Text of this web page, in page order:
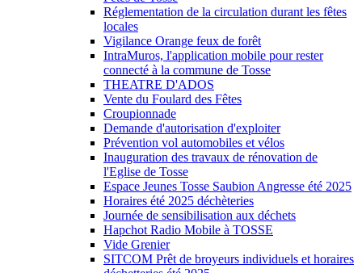
Réglementation de la circulation durant les fêtes
locales
Vigilance Orange feux de forêt
IntraMuros, l'application mobile pour rester
connecté à la commune de Tosse
THEATRE D'ADOS
Vente du Foulard des Fêtes
Croupionnade
Demande d'autorisation d'exploiter
Prévention vol automobiles et vélos
Inauguration des travaux de rénovation de
l'Eglise de Tosse
Espace Jeunes Tosse Saubion Angresse été 2025
Horaires été 2025 déchèteries
Journée de sensibilisation aux déchets
Hapchot Radio Mobile à TOSSE
Vide Grenier
SITCOM Prêt de broyeurs individuels et horaires